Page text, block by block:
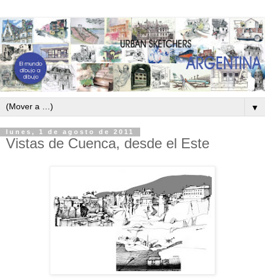
▼
lunes, 1 de agosto de 2011
Vistas de Cuenca, desde el Este